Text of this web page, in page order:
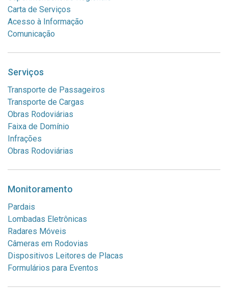
Carta de Serviços
Acesso à Informação
Comunicação
Serviços
Transporte de Passageiros
Transporte de Cargas
Obras Rodoviárias
Faixa de Domínio
Infrações
Obras Rodoviárias
Monitoramento
Pardais
Lombadas Eletrônicas
Radares Móveis
Câmeras em Rodovias
Dispositivos Leitores de Placas
Formulários para Eventos